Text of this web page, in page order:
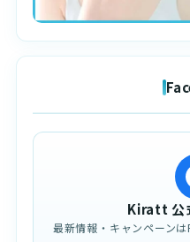
Kiratt 公
最新情報・キャンペーン